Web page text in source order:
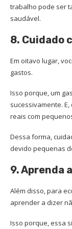
trabalho pode ser
saudável.
8. Cuidado
Em oitavo lugar,
gastos.
Isso porque, um
sucessivamente.
reais com
Dessa forma,
devido pequenas
9. Aprenda
Além disso, para
aprender a dizer
Isso porque, essa